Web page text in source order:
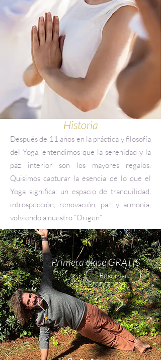
Historia
Después de 11 años en la práctica y filosofía
del Yoga, entendimos que la serenidad y la
paz interior son los mayores regalos.
Quisimos capturar la esencia de lo que el
Yoga significa: un espacio de tranquilidad,
introspección, renovación, paz y armonía,
volviendo a nuestro “Origen”.
Primera clase GRATIS
Reservar